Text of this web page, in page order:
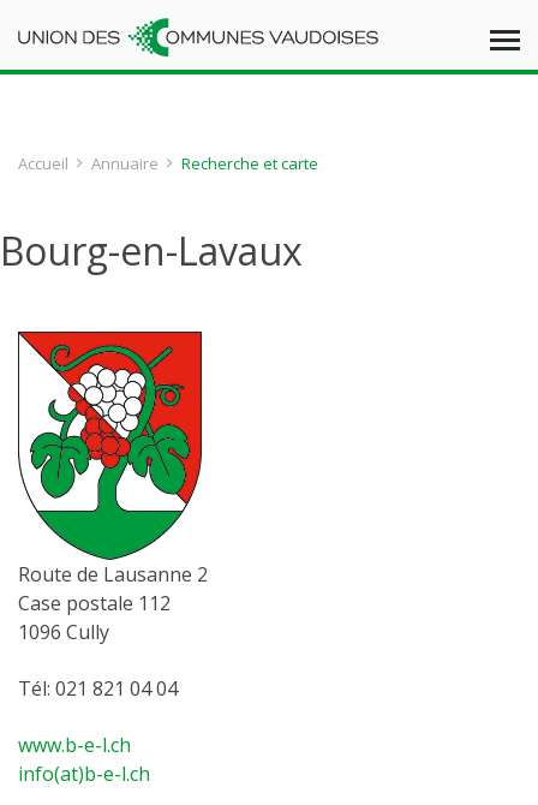
Accueil Annuaire Recherche et carte
Bourg-en-Lavaux
Route de Lausanne 2
Case postale 112
1096 Cully
Tél: 021 821 04 04
www.b-e-l.ch
info(at)b-e-l.ch